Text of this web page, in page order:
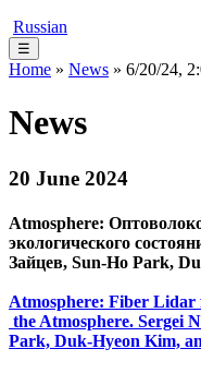
Russian
☰
Home » News » 6/20/24,
News
20 June 2024
Atmosphere:
экологического
Зайцев, Sun‐Ho Park,
Atmosphere: Fiber Lidar
the Atmosphere. Sergei
Park, Duk‐Hyeon Kim,